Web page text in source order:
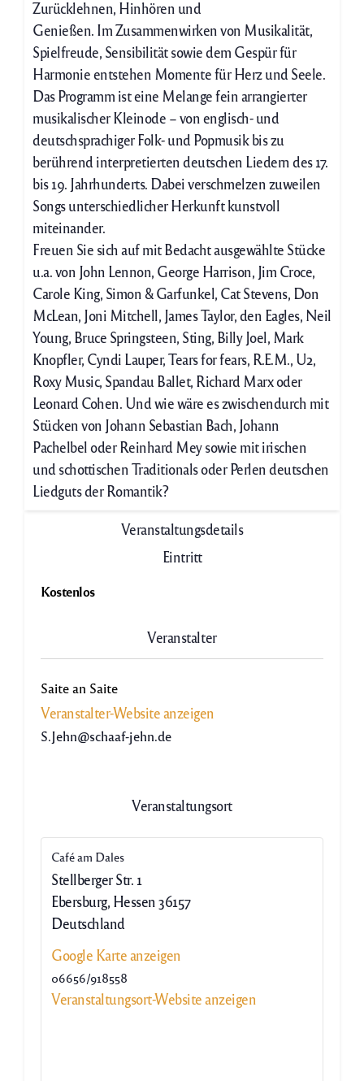
Zurücklehnen, Hinhören und
Genießen. Im Zusammenwirken von Musikalität,
Spielfreude, Sensibilität sowie dem Gespür für
Harmonie entstehen Momente für Herz und Seele.
Das Programm ist eine Melange fein arrangierter
musikalischer Kleinode – von englisch- und
deutschsprachiger Folk- und Popmusik bis zu
berührend interpretierten deutschen Liedern des 17.
bis 19. Jahrhunderts. Dabei verschmelzen zuweilen
Songs unterschiedlicher Herkunft kunstvoll
miteinander.
Freuen Sie sich auf mit Bedacht ausgewählte Stücke
u.a. von John Lennon, George Harrison, Jim Croce,
Carole King, Simon & Garfunkel, Cat Stevens, Don
McLean, Joni Mitchell, James Taylor, den Eagles, Neil
Young, Bruce Springsteen, Sting, Billy Joel, Mark
Knopfler, Cyndi Lauper, Tears for fears, R.E.M., U2,
Roxy Music, Spandau Ballet, Richard Marx oder
Leonard Cohen. Und wie wäre es zwischendurch mit
Stücken von Johann Sebastian Bach, Johann
Pachelbel oder Reinhard Mey sowie mit irischen
und schottischen Traditionals oder Perlen deutschen
Liedguts der Romantik?
Veranstaltungsdetails
Eintritt
Kostenlos
Veranstalter
Saite an Saite
Veranstalter-Website anzeigen
S.Jehn@schaaf-jehn.de
Veranstaltungsort
Café am Dales
Stellberger Str. 1
Ebersburg, Hessen 36157
Deutschland
Google Karte anzeigen
06656/918558
Veranstaltungsort-Website anzeigen